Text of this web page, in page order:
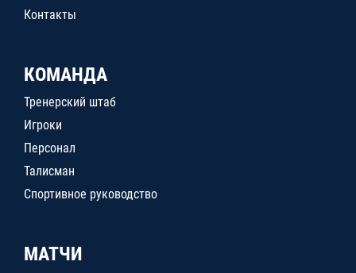
Контакты
КОМАНДА
Тренерский штаб
Игроки
Персонал
Талисман
Спортивное руководство
МАТЧИ